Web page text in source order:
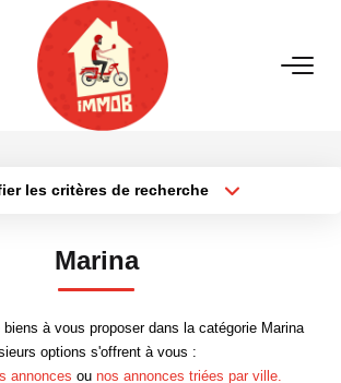
ACHETER
Qui Sommes-Nous
les critères de recherche
Créer une alerte
Marina
à vous proposer dans la catégorie Marina
options s'offrent à vous :
annonces ou nos annonces triées par ville.